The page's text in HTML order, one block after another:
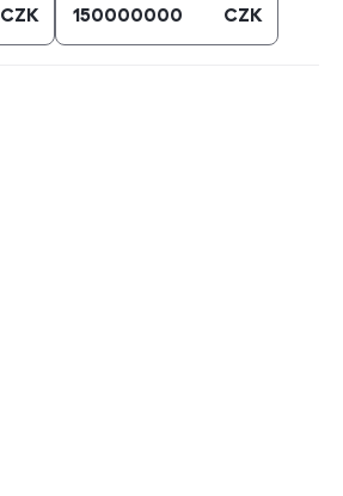
CZK CZK